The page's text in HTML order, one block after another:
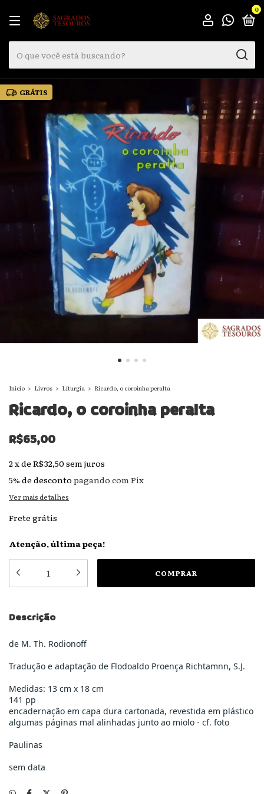
0
GRÁTIS
Início > Livros > Liturgia > Ricardo, o coroinha peralta
Ricardo, o coroinha peralta
R$65,00
2xde R$32,50 sem juros
5% de desconto pagando com Pix
Ver mais detalhes
Frete grátis
Atenção, última peça!
Descrição
de M. Th. Rodionoff
Tradução e adaptação de Flodoaldo Proença Richtamnn, S.J.
Medidas: 13 cm x 18 cm
141 pp
encadernação em capa dura cartonada, revestida em plástico
algumas páginas mal alinhadas junto ao miolo - cf. foto
Paulinas
sem data